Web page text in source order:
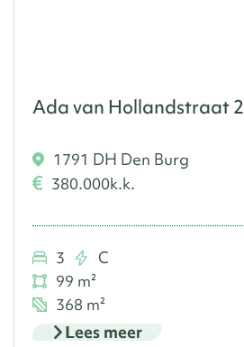
Ada van Hollandstraat 2
1791 DH Den Burg
380.000k.k.
3
C
99 m²
368 m²
Lees meer